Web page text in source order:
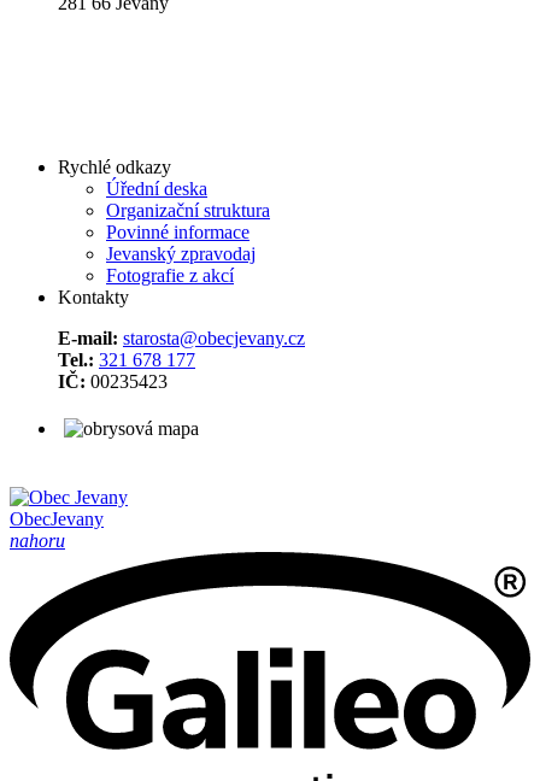
Rychlé odkazy
Úřední deska
Organizační struktura
Povinné informace
Jevanský zpravodaj
Fotografie z akcí
Kontakty
E-mail: starosta@obecjevany.cz
Tel.: 321 678 177
IČ: 00235423
ObecJevany
nahoru